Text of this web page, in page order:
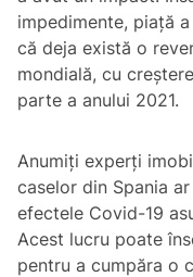
impedimente, piață
că deja există o
mondială, cu
parte a anului 2021.
Anumiți experți
caselor din Spania
efectele Covid-19
Acest lucru poate
pentru a cumpăra o